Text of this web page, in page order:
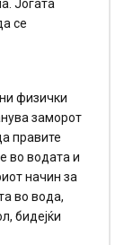
Јогата
се
физички
заморот
правите
во водата и
начин за
во вода,
бидејќи